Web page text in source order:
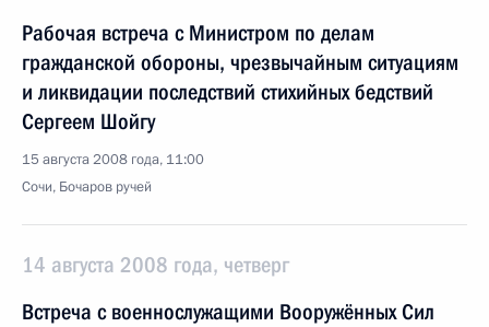
Рабочая встреча с Министром по делам
гражданской обороны, чрезвычайным ситуациям
и ликвидации последствий стихийных бедствий
Сергеем Шойгу
15 августа 2008 года, 11:00
Сочи, Бочаров ручей
14 августа 2008 года, четверг
Встреча с военнослужащими Вооружённых Сил